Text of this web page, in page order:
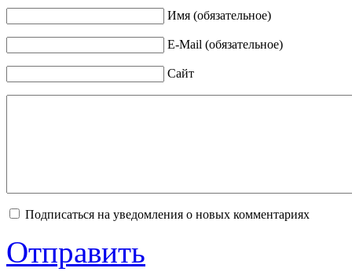
Имя (обязательное)
E-Mail (обязательное)
Сайт
Подписаться на уведомления о новых комментариях
Отправить